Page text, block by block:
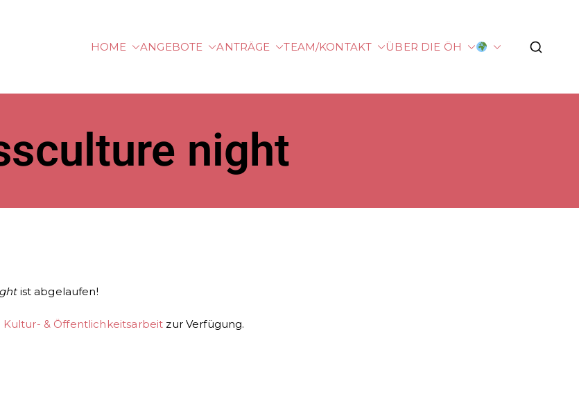
HOME ANGEBOTE ANTRÄGE TEAM/KONTAKT ÜBER DIE ÖH
night
ist abgelaufen!
Kultur- & Öffentlichkeitsarbeit zur Verfügung.